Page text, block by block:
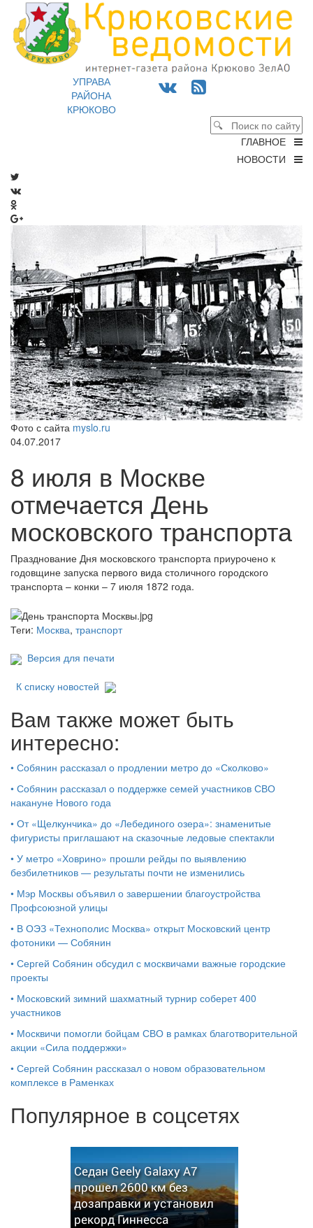
УПРАВА
РАЙОНА
КРЮКОВО
ГЛАВНОЕ
НОВОСТИ
Фото с сайта myslo.ru
04.07.2017
8 июля в Москве
отмечается День
московского транспорта
Празднование Дня московского транспорта приурочено к
годовщине запуска первого вида столичного городского
транспорта – конки – 7 июля 1872 года.
Теги: Москва, транспорт
Версия для печати
К списку новостей
Вам также может быть
интересно:
• Собянин рассказал о продлении метро до «Сколково»
• Собянин рассказал о поддержке семей участников СВО
накануне Нового года
• От «Щелкунчика» до «Лебединого озера»: знаменитые
фигуристы приглашают на сказочные ледовые спектакли
• У метро «Ховрино» прошли рейды по выявлению
безбилетников — результаты почти не изменились
• Мэр Москвы объявил о завершении благоустройства
Профсоюзной улицы
• В ОЭЗ «Технополис Москва» открыт Московский центр
фотоники — Собянин
• Сергей Собянин обсудил с москвичами важные городские
проекты
• Московский зимний шахматный турнир соберет 400
участников
• Москвичи помогли бойцам СВО в рамках благотворительной
акции «Сила поддержки»
• Сергей Собянин рассказал о новом образовательном
комплексе в Раменках
Популярное в соцсетях
Седан Geely Galaxy A7
прошел 2600 км без
дозаправки и установил
рекорд Гиннесса